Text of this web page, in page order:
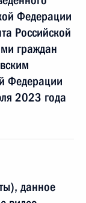
Федерации
Российской
граждан
Федерации
2023 года
данное